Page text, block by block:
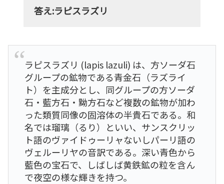
答え:ラピスラズリ
ラピスラズリ (lapis lazuli) は、方ソーダ石
グループの鉱物である青金石（ラズライ
ト）を主成分とし、同グループの方ソーダ
石・藍方石・黝方石など複数の鉱物が加わ
った類質同像の固溶体の半貴石である。和
名では瑠璃（るり）といい、サンスクリッ
ト語のヴァイドゥーリャないしパーリ語の
ヴェルーリヤの音訳である。深い青色から
藍色の宝石で、しばしば黄鉄鉱の粒を含ん
で夜空の様な輝きを持つ。